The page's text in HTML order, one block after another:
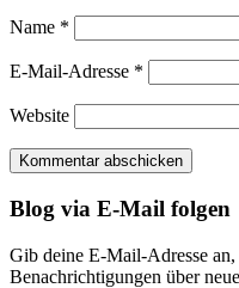
Name *
E-Mail-Adresse *
Website
Blog via E-Mail folgen
Gib deine E-Mail-Adresse
Benachrichtigungen über